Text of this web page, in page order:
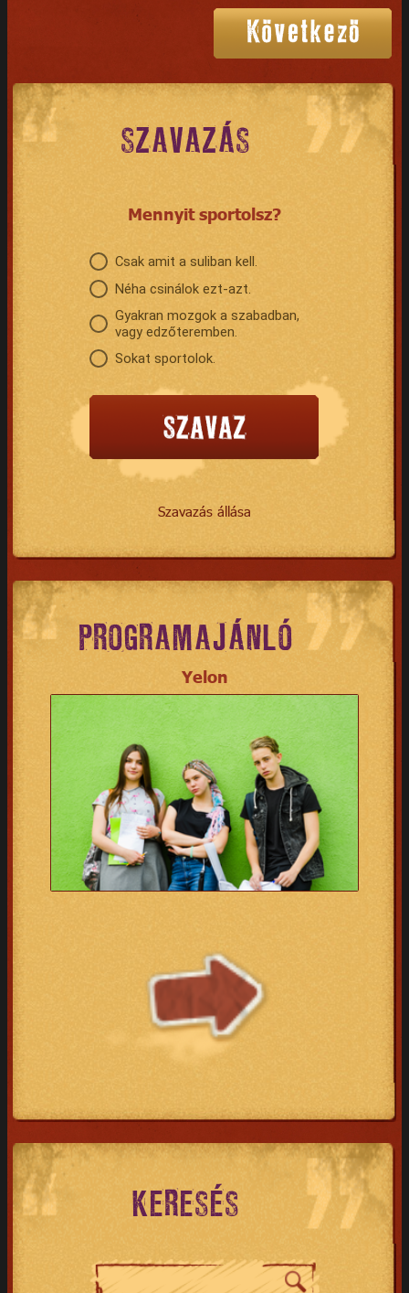
SZAVAZÁS
Mennyit sportolsz?
Csak amit a suliban kell.
Néha csinálok ezt-azt.
Gyakran mozgok a szabadban,
vagy edzőteremben.
Sokat sportolok.
Szavazás állása
PROGRAMAJÁNLÓ
Yelon
KERESÉS